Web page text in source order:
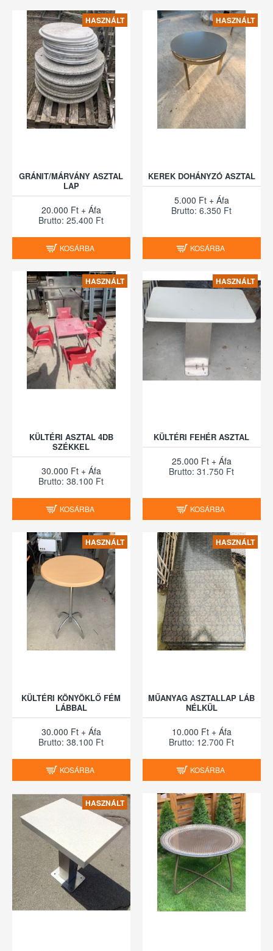
HASZNÁLT
GRÁNIT/MÁRVÁNY ASZTAL
LAP
20.000 Ft + Áfa
Brutto: 25.400 Ft
KOSÁRBA
HASZNÁLT
KEREK DOHÁNYZÓ ASZTAL
5.000 Ft + Áfa
Brutto: 6.350 Ft
KOSÁRBA
HASZNÁLT
KÜLTÉRI ASZTAL 4DB
SZÉKKEL
30.000 Ft + Áfa
Brutto: 38.100 Ft
KOSÁRBA
HASZNÁLT
KÜLTÉRI FEHÉR ASZTAL
25.000 Ft + Áfa
Brutto: 31.750 Ft
KOSÁRBA
HASZNÁLT
KÜLTÉRI KÖNYÖKLŐ FÉM
LÁBBAL
30.000 Ft + Áfa
Brutto: 38.100 Ft
KOSÁRBA
HASZNÁLT
MŰANYAG ASZTALLAP LÁB
NÉLKÜL
10.000 Ft + Áfa
Brutto: 12.700 Ft
KOSÁRBA
HASZNÁLT